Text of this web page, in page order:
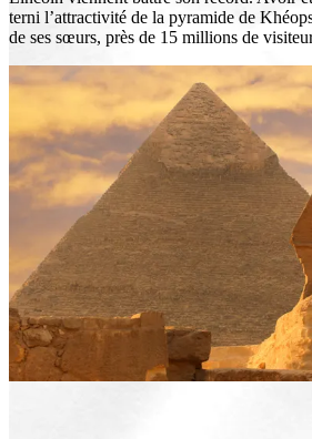
terni l’attractivité de la pyramide de
de ses sœurs, près de 15 millions de